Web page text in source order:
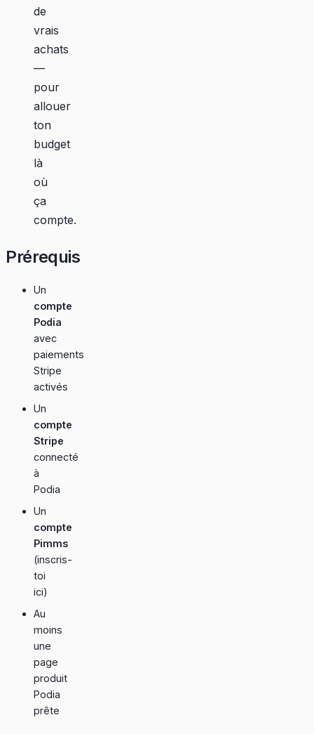
de
vrais
achats
—
pour
allouer
ton
budget
là
où
ça
compte.
Prérequis
Un
compte
Podia
avec
paiements
Stripe
activés
Un
compte
Stripe
connecté
à
Podia
Un
compte
Pimms
(inscris-
toi
ici)
Au
moins
une
page
produit
Podia
prête